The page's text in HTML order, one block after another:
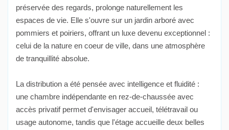
préservée des regards, prolonge naturellement les
espaces de vie. Elle s'ouvre sur un jardin arboré avec
pommiers et poiriers, offrant un luxe devenu exceptionnel :
celui de la nature en coeur de ville, dans une atmosphère
de tranquillité absolue.
La distribution a été pensée avec intelligence et fluidité :
une chambre indépendante en rez-de-chaussée avec
accès privatif permet d'envisager accueil, télétravail ou
usage autonome, tandis que l'étage accueille deux belles